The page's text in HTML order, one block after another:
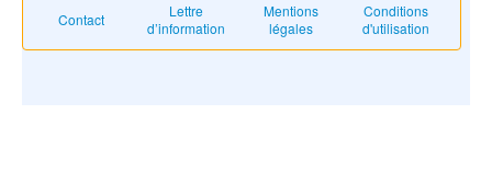
Contact
Lettre
d’information
Mentions
légales
Conditions
d'utilisation